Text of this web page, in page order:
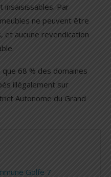
insaisissables. Par
ne peuvent être
et aucune revendication
68 % des domaines
illégalement sur
Autonome du Grand
Golfe 7